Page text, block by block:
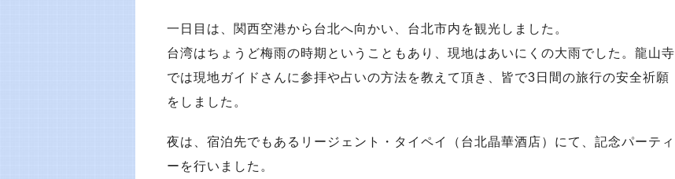
一日目は、関西空港から台北へ向かい、台北市内を観光しました。
台湾はちょうど梅雨の時期ということもあり、現地はあいにくの大雨でした。龍山寺
では現地ガイドさんに参拝や占いの方法を教えて頂き、皆で3日間の旅行の安全祈願
をしました。
夜は、宿泊先でもあるリージェント・タイペイ（台北晶華酒店）にて、記念パーティ
ーを行いました。